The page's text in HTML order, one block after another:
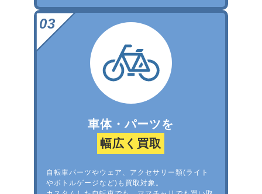
車体・パーツを
幅広く買取
自転車パーツやウェア、アクセサリー類(ライト
やボトルゲージなど)も買取対象。